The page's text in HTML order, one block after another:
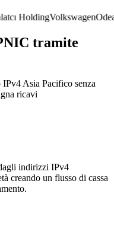
HoldingVolkswagen
tramite
Asia Pacifico senza
ricavi
indirizzi IPv4
creando un flusso di cassa